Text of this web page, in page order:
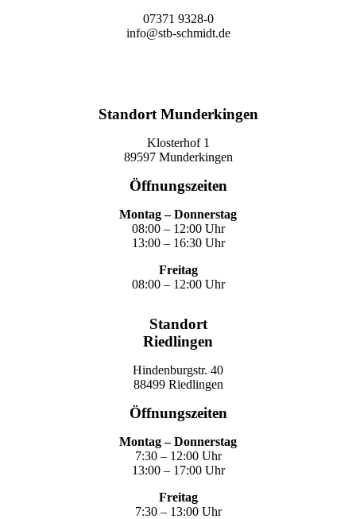
07371 9328-0
info@stb-schmidt.de
Standort Munderkingen
Klosterhof 1
89597 Munderkingen
Öffnungszeiten
Montag – Donnerstag
08:00 – 12:00 Uhr
13:00 – 16:30 Uhr
Freitag
08:00 – 12:00 Uhr
Standort
Riedlingen
Hindenburgstr. 40
88499 Riedlingen
Öffnungszeiten
Montag – Donnerstag
7:30 – 12:00 Uhr
13:00 – 17:00 Uhr
Freitag
7:30 – 13:00 Uhr